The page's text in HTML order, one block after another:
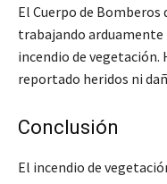
El Cuerpo de Bomberos
trabajando
incendio de
reportado heridos ni
Conclusión
El incendio de